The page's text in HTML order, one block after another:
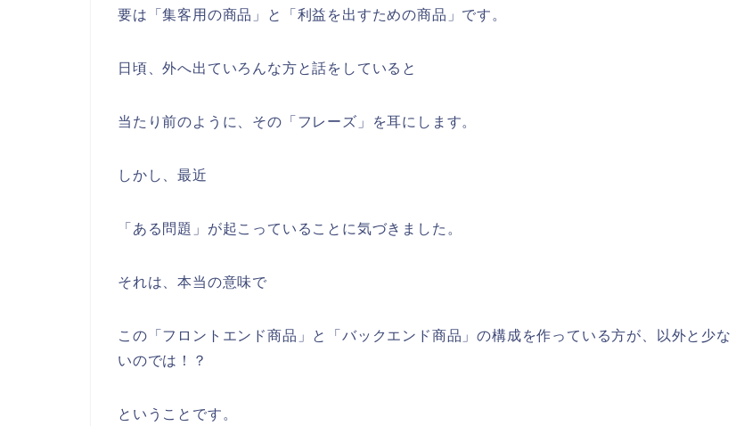
要は「集客用の商品」と「利益を出すための商品」です。
日頃、外へ出ていろんな方と話をしていると
当たり前のように、その「フレーズ」を耳にします。
しかし、最近
「ある問題」が起こっていることに気づきました。
それは、本当の意味で
この「フロントエンド商品」と「バックエンド商品」の構成を作っている方が、以外と少な
いのでは！？
ということです。